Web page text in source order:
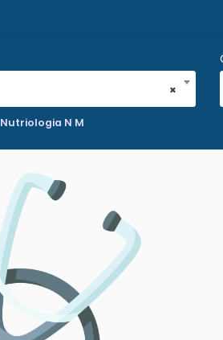
×
Nutriologia N M